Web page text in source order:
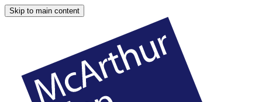
Skip to main content